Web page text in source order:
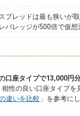
プレッドは最も狭いが
バレッジが500倍で仮
口座タイプで13,000円
性の良い口座タイプを
違いを比較 」を参考に